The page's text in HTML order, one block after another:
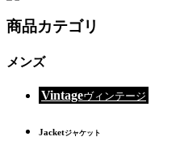
商品カテゴリ
メンズ
Vintageヴィンテージ
Jacketジャケット